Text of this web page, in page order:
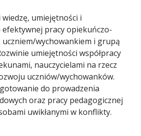
umiejętności i
pracy opiekuńczo-
uczniem/wychowankiem i grupą
umiejętności współpracy
nauczycielami na rzecz
uczniów/wychowanków.
do prowadzenia
oraz pracy pedagogicznej
uwikłanymi w konflikty.